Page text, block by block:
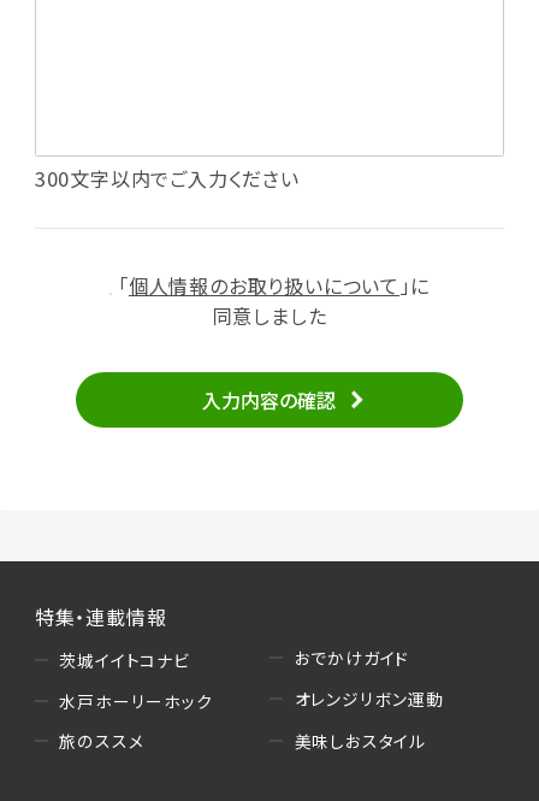
・投稿したクチコミ情報、写真の本サービスへの
・メールマガジン、お知らせ、広告等の配信
（2）ユーザーからのお問い合わせへの対応
せの内容確認、返答
・当サービスの品質改善
・読者プレゼント、アンケート等、当サービスが実
施するキャンペーンの抽選、当選者への連絡及
び発送 ・ユーザーの趣向や属性情報等の分析
（5）広告主への問い合わせ・応募等への対応
300文字以内でご入力ください
「個人情報のお取り扱いについて 」に
同意しました
入力内容の確認
特集・連載情報
茨城イイトコナビ
水戸ホーリーホック
旅のススメ
おでかけガイド
オレンジリボン運動
美味しおスタイル